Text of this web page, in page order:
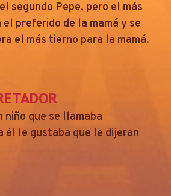
segundo Pepe, pero el más
preferido de la mamá y se
el más tierno para la mamá.
niño que se llamaba
él le gustaba que le dijeran